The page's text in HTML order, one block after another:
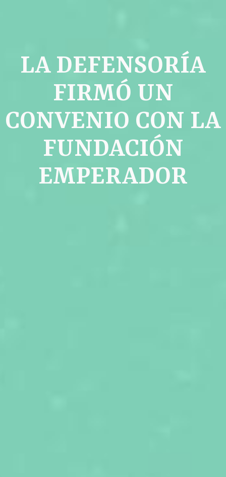
LA DEFENSORÍA
FIRMÓ UN
CONVENIO CON LA
FUNDACIÓN
EMPERADOR